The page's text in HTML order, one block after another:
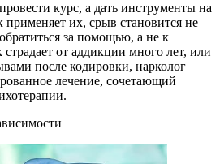
курс, а дать инструменты на
их, срыв становится не
за помощью, а не к
от аддикции много лет, или
после кодировки, нарколог
лечение, сочетающий